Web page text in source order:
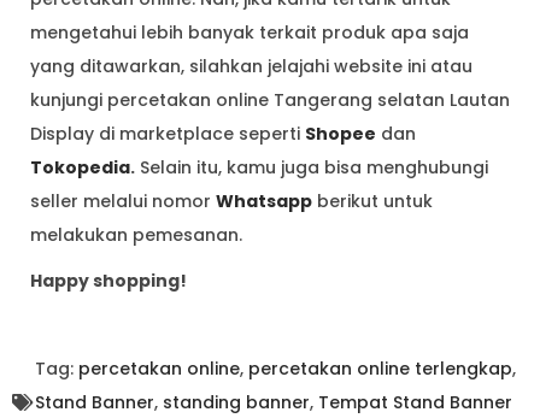
mengetahui lebih banyak terkait produk apa saja
yang ditawarkan, silahkan jelajahi website ini atau
kunjungi percetakan online Tangerang selatan Lautan
Display di marketplace seperti Shopee dan
Tokopedia. Selain itu, kamu juga bisa menghubungi
seller melalui nomor Whatsapp berikut untuk
melakukan pemesanan.
Happy shopping!
Tag: percetakan online, percetakan online terlengkap,
Stand Banner, standing banner, Tempat Stand Banner